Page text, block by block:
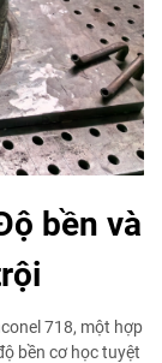
bền và
718, một hợp
bền cơ học tuyệt